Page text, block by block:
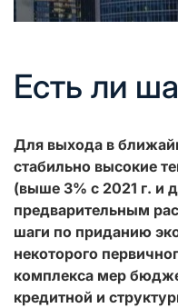
Есть ли
Для выхода в
стабильно высокие
(выше 3% с 2021 г. и
предварительным
шаги по приданию
некоторого
комплекса мер
кредитной и